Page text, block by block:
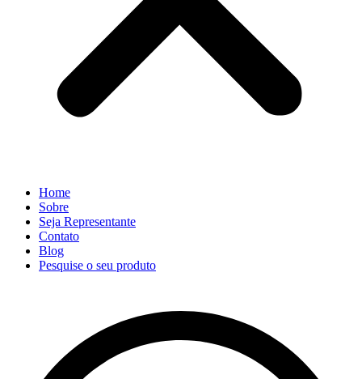
Home
Sobre
Seja Representante
Contato
Blog
Pesquise o seu produto